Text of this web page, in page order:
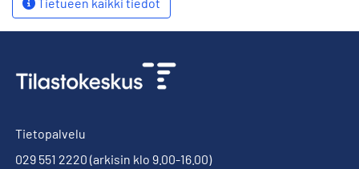
Tietopalvelu
029 551 2220 (arkisin klo 9.00-16.00)